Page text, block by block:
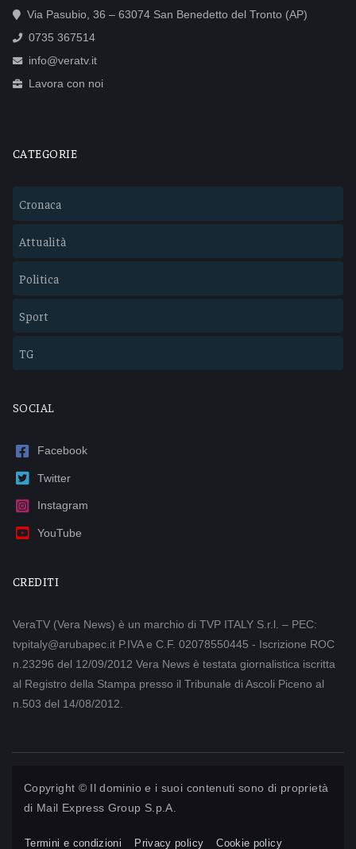
Via Pasubio, 36 – 63074 San Benedetto del Tronto (AP)
0735 367514
info@veratv.it
Lavora con noi
CATEGORIE
Cronaca
Attualità
Politica
Sport
TG
SOCIAL
Facebook
Twitter
Instagram
YouTube
CREDITI
VeraTV (Vera News) è un marchio di TVP ITALY S.r.l. – PEC:
tvpitaly@arubapec.it P.IVA e C.F. 02078550445 - Iscrizione ROC
n.23296 del 12/09/2012 Vera News è testata giornalistica iscritta
al Registro della Stampa presso il Tribunale di Ascoli Piceno al
n.503 del 14/08/2012.
Copyright © Il dominio e i suoi contenuti sono di proprietà
di Mail Express Group S.p.A.
Termini e condizioni Privacy policy Cookie policy